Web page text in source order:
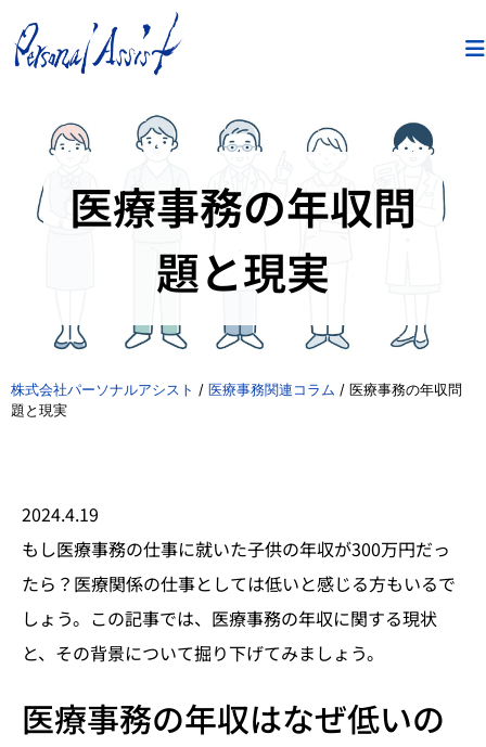
医療事務の年収問
題と現実
株式会社パーソナルアシスト / 医療事務関連コラム / 医療事務の年収問
題と現実
2024.4.19
もし医療事務の仕事に就いた子供の年収が300万円だっ
たら？医療関係の仕事としては低いと感じる方もいるで
しょう。この記事では、医療事務の年収に関する現状
と、その背景について掘り下げてみましょう。
医療事務の年収はなぜ低いの